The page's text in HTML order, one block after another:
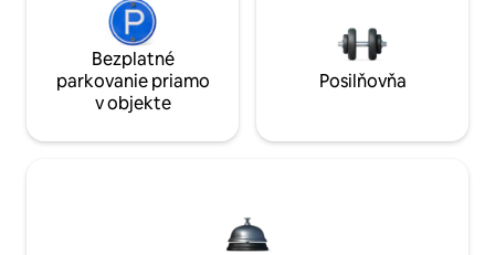
Bezplatné
parkovanie priamo
v objekte
Posilňovňa